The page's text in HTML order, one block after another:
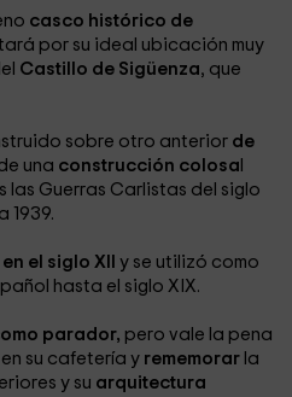
casco histórico de
por su ideal ubicación muy
Castillo de Sigüenza, que
sobre otro anterior de
una construcción colosa
Guerras Carlistas del siglo
1939.
el siglo XII
y se utilizó como
hasta el siglo XIX.
parador, pero vale la pena
su cafetería y rememorar la
y su arquitectura